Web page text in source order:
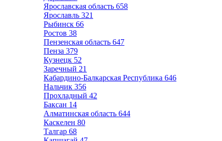
Ярославская область 658
Ярославль 321
Рыбинск 66
Ростов 38
Пензенская область 647
Пенза 379
Кузнецк 52
Заречный 21
Кабардино-Балкарская Республика 646
Нальчик 356
Прохладный 42
Баксан 14
Алматинская область 644
Каскелен 80
Талгар 68